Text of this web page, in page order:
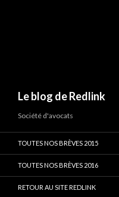
Le blog de Redlink
Société d'avocats
TOUTES NOS BRÈVES 2015
TOUTES NOS BRÈVES 2016
RETOUR AU SITE REDLINK